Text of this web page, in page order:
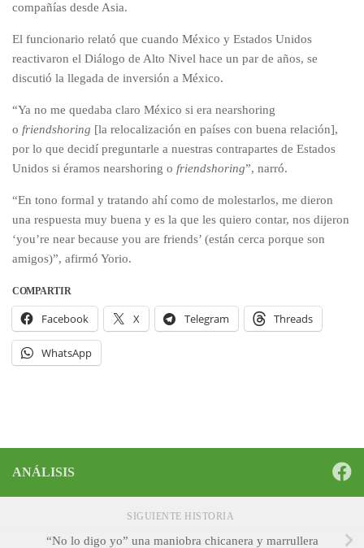
compañías desde Asia.
El funcionario relató que cuando México y Estados Unidos
reactivaron el Diálogo de Alto Nivel hace un par de años, se
discutió la llegada de inversión a México.
“Ya no me quedaba claro México si era nearshoring
o friendshoring [la relocalización en países con buena relación],
por lo que decidí preguntarle a nuestras contrapartes de Estados
Unidos si éramos nearshoring o friendshoring”, narró.
“En tono formal y tratando ahí como de molestarlos, me dieron
una respuesta muy buena y es la que les quiero contar, nos dijeron
‘you’re near because you are friends’ (están cerca porque son
amigos)”, afirmó Yorio.
COMPARTIR
Facebook X Telegram Threads
WhatsApp
ANÁLISIS
SIGUIENTE HISTORIA
“No lo digo yo” una maniobra chicanera y marrullera